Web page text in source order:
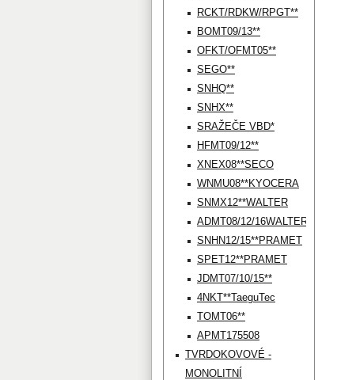
RCKT/RDKW/RPGT**
BOMT09/13**
OFKT/OFMT05**
SEGO**
SNHQ**
SNHX**
SRAŽEČE VBD*
HFMT09/12**
XNEX08**SECO
WNMU08**KYOCERA
SNMX12**WALTER
ADMT08/12/16WALTER
SNHN12/15**PRAMET
SPET12**PRAMET
JDMT07/10/15**
4NKT**TaeguTec
TOMT06**
APMT175508
TVRDOKOVOVÉ -
MONOLITNÍ